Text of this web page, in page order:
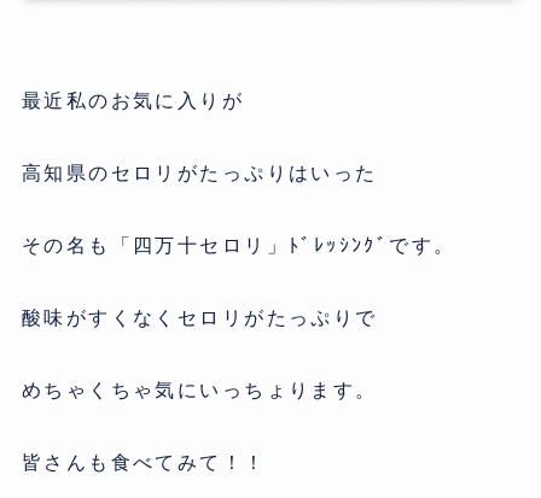
最近私のお気に入りが
高知県のセロリがたっぷりはいった
その名も「四万十セロリ」ﾄﾞﾚｯｼﾝｸﾞです。
酸味がすくなくセロリがたっぷりで
めちゃくちゃ気にいっちょります。
皆さんも食べてみて！！